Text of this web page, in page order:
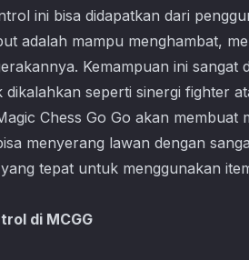
ini bisa didapatkan dari
adalah mampu menghambat,
Kemampuan ini
seperti sinergi fighter
Chess Go Go akan membuat
menyerang lawan dengan
tepat untuk menggunakan
di MCGG